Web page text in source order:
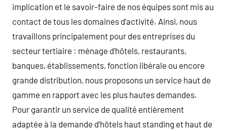
implication et le savoir-faire de nos équipes sont mis au
contact de tous les domaines d’activité. Ainsi, nous
travaillons principalement pour des entreprises du
secteur tertiaire : ménage d’hôtels, restaurants,
banques, établissements, fonction libérale ou encore
grande distribution, nous proposons un service haut de
gamme en rapport avec les plus hautes demandes.
Pour garantir un service de qualité entièrement
adaptée à la demande d’hôtels haut standing et haut de